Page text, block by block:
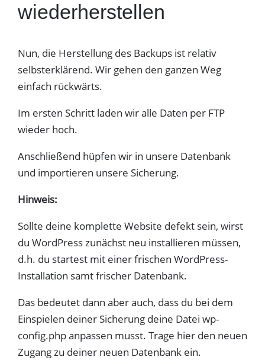
wiederherstellen
Nun, die Herstellung des Backups ist relativ
selbsterklärend. Wir gehen den ganzen Weg
einfach rückwärts.
Im ersten Schritt laden wir alle Daten per FTP
wieder hoch.
Anschließend hüpfen wir in unsere Datenbank
und importieren unsere Sicherung.
Hinweis:
Sollte deine komplette Website defekt sein, wirst
du WordPress zunächst neu installieren müssen,
d.h. du startest mit einer frischen WordPress-
Installation samt frischer Datenbank.
Das bedeutet dann aber auch, dass du bei dem
Einspielen deiner Sicherung deine Datei wp-
config.php anpassen musst. Trage hier den neuen
Zugang zu deiner neuen Datenbank ein.